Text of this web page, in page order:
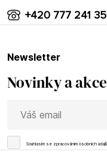
+420 777 241
newsletter
Novinky a
Souhlasím se zpracováním osobních údajů